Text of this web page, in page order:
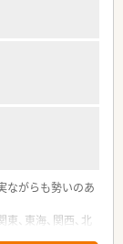
ながらも勢いのあ
、東海、関西、北